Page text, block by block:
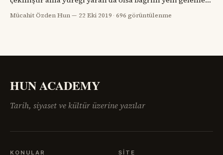
her zaman cömertçe açmasını bilmiş, onları sevgiyle
kucaklamıştır. Iğdır, göçler yolu üzerindedir. Çok
Mücahit Özden Hun 22 Eki 2019 ·696 görüntülenme
HUN ACADEMY
Tarih, siyaset ve kültür üzerine yazılar
KONULAR SITE